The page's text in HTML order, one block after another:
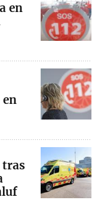
en
tras